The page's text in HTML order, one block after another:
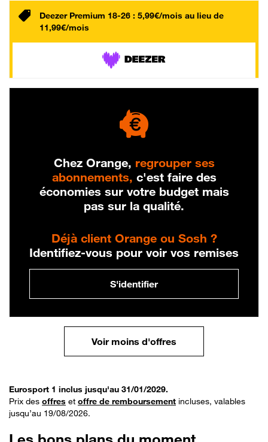
Deezer Premium 18-26 : 5,99€/mois au lieu de
11,99€/mois
Chez Orange, regrouper ses
abonnements, c'est faire des
économies sur votre budget mais
pas sur la qualité.
Déjà client Orange ou Sosh ?
Identifiez-vous pour voir vos remises
S'identifier
Voir moins d'offres
Eurosport 1 inclus jusqu'au 31/01/2029.
Prix des offres et offre de remboursement incluses, valables
jusqu’au 19/08/2026.